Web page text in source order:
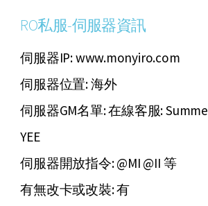
RO私服-伺服器資訊
伺服器IP: www.monyiro.com
伺服器位置: 海外
伺服器GM名單: 在線客服:
YEE
伺服器開放指令: @MI @II 等
有無改卡或改裝: 有